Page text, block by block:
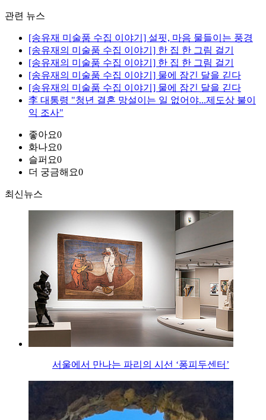
관련 뉴스
[송유재 미술품 수집 이야기] 설핏, 마음 물들이는 풍경
[송유재의 미술품 수집 이야기] 한 집 한 그림 걸기
[송유재의 미술품 수집 이야기] 한 집 한 그림 걸기
[송유재의 미술품 수집 이야기] 물에 잠긴 달을 긷다
[송유재의 미술품 수집 이야기] 물에 잠긴 달을 긷다
李 대통령 "청년 결혼 망설이는 일 없어야...제도상 불이
익 조사"
좋아요0
화나요0
슬퍼요0
더 궁금해요0
최신뉴스
서울에서 만나는 파리의 시선 ‘퐁피두센터’